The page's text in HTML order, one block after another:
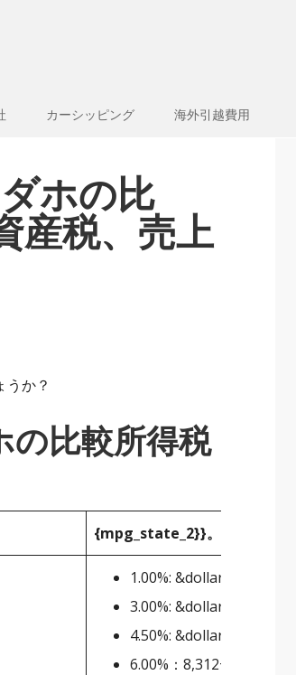
カーシッピング 海外引越費用
ホの比
産税、売上
か？
比較所得税
{mpg_state_2}}。
1.00%: &dollar;0-
3.00%: &dollar;1,663-
4.50%: &dollar;4,988-
6.00%：8,312+ドル